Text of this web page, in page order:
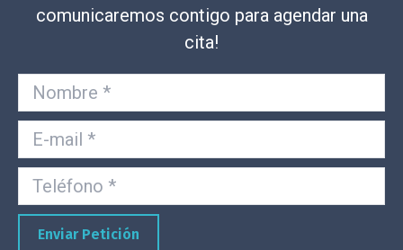
comunicaremos contigo para agendar una
cita!
Nombre *
E-mail *
Teléfono *
Enviar Petición